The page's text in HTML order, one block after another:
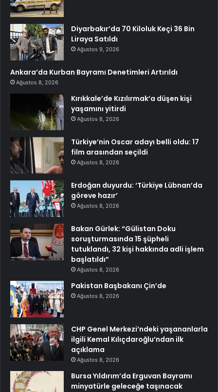
Diyarbakır’da 70 Kiloluk Keçi 36 Bin
Liraya Satıldı
Ağustos 9, 2026
Ankara’da Kurban Bayramı Denetimleri Artırıldı
Ağustos 8, 2026
Kırıkkale’de Kızılırmak’a düşen kişi
yaşamını yitirdi
Ağustos 8, 2026
Türkiye’nin Oscar adayı belli oldu: 17
film arasından seçildi
Ağustos 8, 2026
Erdoğan duyurdu: ‘Türkiye Lübnan’da
göreve hazır’
Ağustos 8, 2026
Bakan Gürlek: “Gülistan Doku
soruşturmasında 15 şüpheli
tutuklandı, 32 kişi hakkında adli işlem
başlatıldı”
Ağustos 8, 2026
Pakistan Başbakanı Çin’de
Ağustos 8, 2026
CHP Genel Merkezi’ndeki yaşananlarla
ilgili Kemal Kılıçdaroğlu’ndan ilk
açıklama
Ağustos 8, 2026
Bursa Yıldırım’da Erguvan Bayramı
minyatürle geleceğe taşınacak